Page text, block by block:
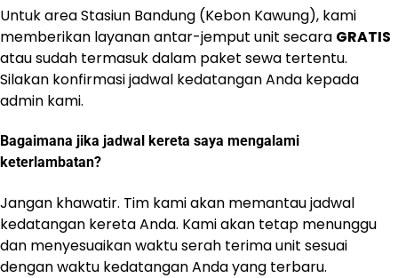
Untuk area Stasiun Bandung (Kebon Kawung), kami
memberikan layanan antar-jemput unit secara GRATIS
atau sudah termasuk dalam paket sewa tertentu.
Silakan konfirmasi jadwal kedatangan Anda kepada
admin kami.
Bagaimana jika jadwal kereta saya mengalami
keterlambatan?
Jangan khawatir. Tim kami akan memantau jadwal
kedatangan kereta Anda. Kami akan tetap menunggu
dan menyesuaikan waktu serah terima unit sesuai
dengan waktu kedatangan Anda yang terbaru.